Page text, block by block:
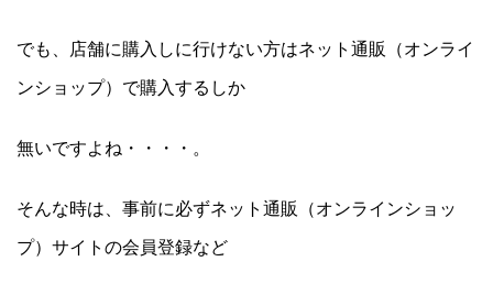
でも、店舗に購入しに行けない方はネット通販（オンライ
ンショップ）で購入するしか
無いですよね・・・・。
そんな時は、事前に必ずネット通販（オンラインショッ
プ）サイトの会員登録など